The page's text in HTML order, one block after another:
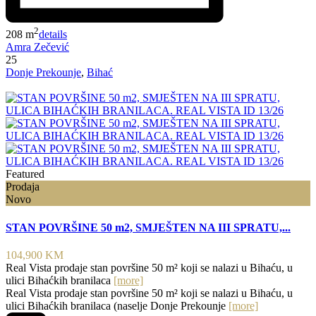
208 m2details
Amra Zečević
25
Donje Prekounje, Bihać
Featured
Prodaja
Novo
STAN POVRŠINE 50 m2, SMJEŠTEN NA III SPRATU,...
104,900 KM
Real Vista prodaje stan površine 50 m² koji se nalazi u Bihaću, u
ulici Bihaćkih branilaca [more]
Real Vista prodaje stan površine 50 m² koji se nalazi u Bihaću, u
ulici Bihaćkih branilaca (naselje Donje Prekounje [more]